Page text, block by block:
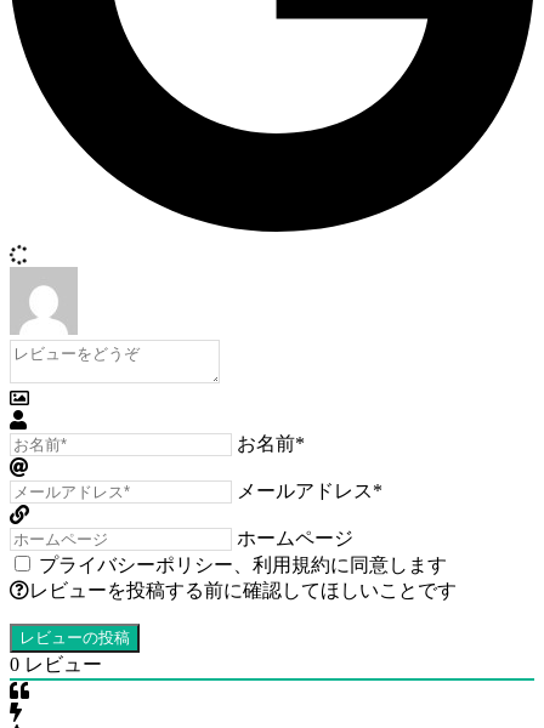
お名前*
メールアドレス*
ホームページ
プライバシーポリシー
利用規約に同意します
レビューを投稿する前に確認してほしいことです
0 レビュー